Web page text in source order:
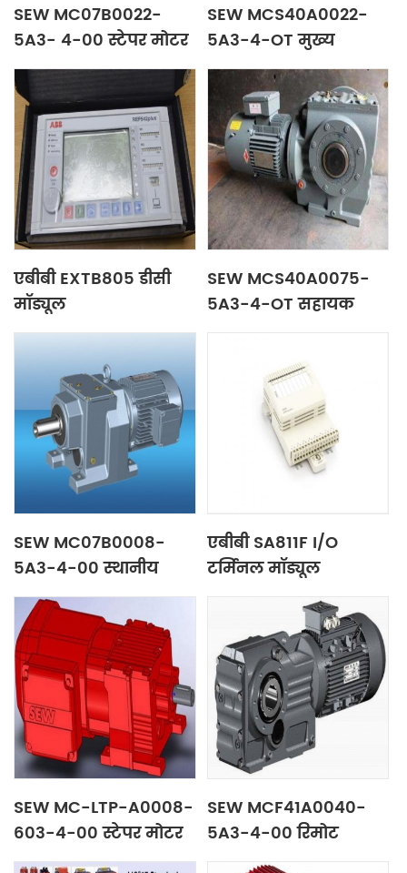
SEW MC07B0022-
5A3- 4-00 स्टेपर मोटर
SEW MCS40A0022-
5A3-4-OT मुख्य
नियंत्रण कक्ष
एबीबी EXTB805 डीसी
मॉड्यूल
SEW MCS40A0075-
5A3-4-OT सहायक
SEW MC07B0008-
5A3-4-00 स्थानीय
नियंत्रण कक्ष
एबीबी SA811F I/O
टर्मिनल मॉड्यूल
SEW MC-LTP-A0008-
603-4-00 स्टेपर मोटर
SEW MCF41A0040-
5A3-4-00 रिमोट
कंट्रोल पैनल